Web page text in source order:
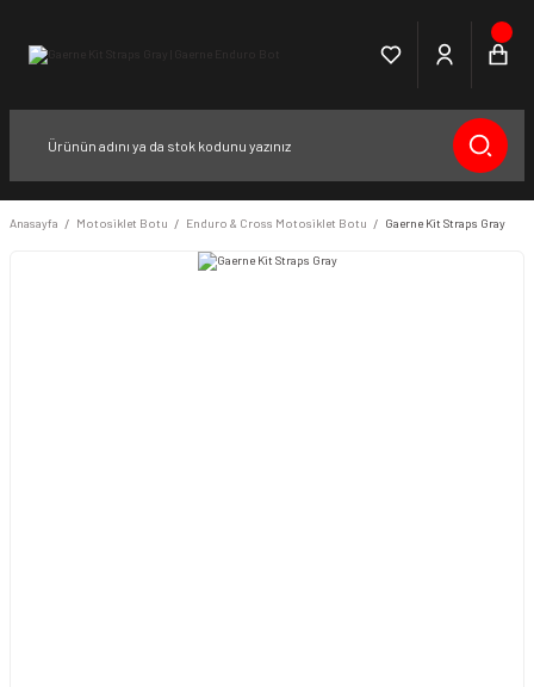
Anasayfa Motosiklet Botu Enduro & Cross Motosiklet Botu Gaerne Kit Straps Gray